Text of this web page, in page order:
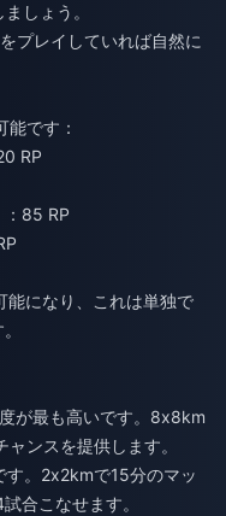
しょう。
プレイしていれば自然に
です：
RP
：85 RP
能になり、これは単独で
が最も高いです。8x8km
ンスを提供します。
す。2x2kmで15分のマッ
合こなせます。